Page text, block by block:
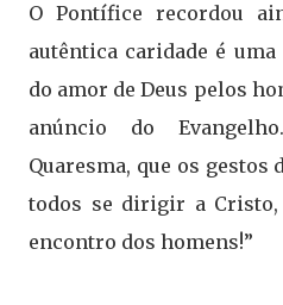
O Pontífice recordou
autêntica caridade é
do amor de Deus pelos
anúncio do
Quaresma, que os
todos se dirigir a
encontro dos homens!”